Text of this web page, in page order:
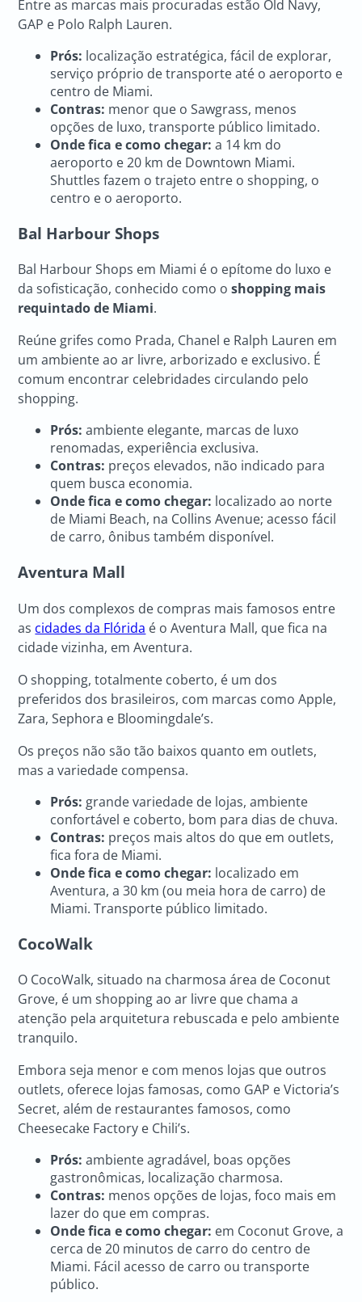
Entre as marcas mais procuradas estão Old Navy,
GAP e Polo Ralph Lauren.
Prós: localização estratégica, fácil de explorar,
serviço próprio de transporte até o aeroporto e
centro de Miami.
Contras: menor que o Sawgrass, menos
opções de luxo, transporte público limitado.
Onde fica e como chegar: a 14 km do
aeroporto e 20 km de Downtown Miami.
Shuttles fazem o trajeto entre o shopping, o
centro e o aeroporto.
Bal Harbour Shops
Bal Harbour Shops em Miami é o epítome do luxo e
da sofisticação, conhecido como oshopping mais
requintado de Miami.
Reúne grifes como Prada, Chanel e Ralph Lauren em
um ambiente ao ar livre, arborizado e exclusivo. É
comum encontrar celebridades circulando pelo
shopping.
Prós: ambiente elegante, marcas de luxo
renomadas, experiência exclusiva.
Contras: preços elevados, não indicado para
quem busca economia.
Onde fica e como chegar: localizado ao norte
de Miami Beach, na Collins Avenue; acesso fácil
de carro, ônibus também disponível.
Aventura Mall
Um dos complexos de compras mais famosos entre
as cidades da Flórida é o Aventura Mall, que fica na
cidade vizinha, em Aventura.
O shopping, totalmente coberto, é um dos
preferidos dos brasileiros, com marcas como Apple,
Zara, Sephora e Bloomingdale’s.
Os preços não são tão baixos quanto em outlets,
mas a variedade compensa.
Prós: grande variedade de lojas, ambiente
confortável e coberto, bom para dias de chuva.
Contras: preços mais altos do que em outlets,
fica fora de Miami.
Onde fica e como chegar: localizado em
Aventura, a 30 km (ou meia hora de carro) de
Miami. Transporte público limitado.
CocoWalk
O CocoWalk, situado na charmosa área de Coconut
Grove, é um shopping ao ar livre que chama a
atenção pela arquitetura rebuscada e pelo ambiente
tranquilo.
Embora seja menor e com menos lojas que outros
outlets, oferece lojas famosas, como GAP e Victoria’s
Secret, além de restaurantes famosos, como
Cheesecake Factory e Chili’s.
Prós: ambiente agradável, boas opções
gastronômicas, localização charmosa.
Contras: menos opções de lojas, foco mais em
lazer do que em compras.
Onde fica e como chegar: em Coconut Grove, a
cerca de 20 minutos de carro do centro de
Miami. Fácil acesso de carro ou transporte
público.